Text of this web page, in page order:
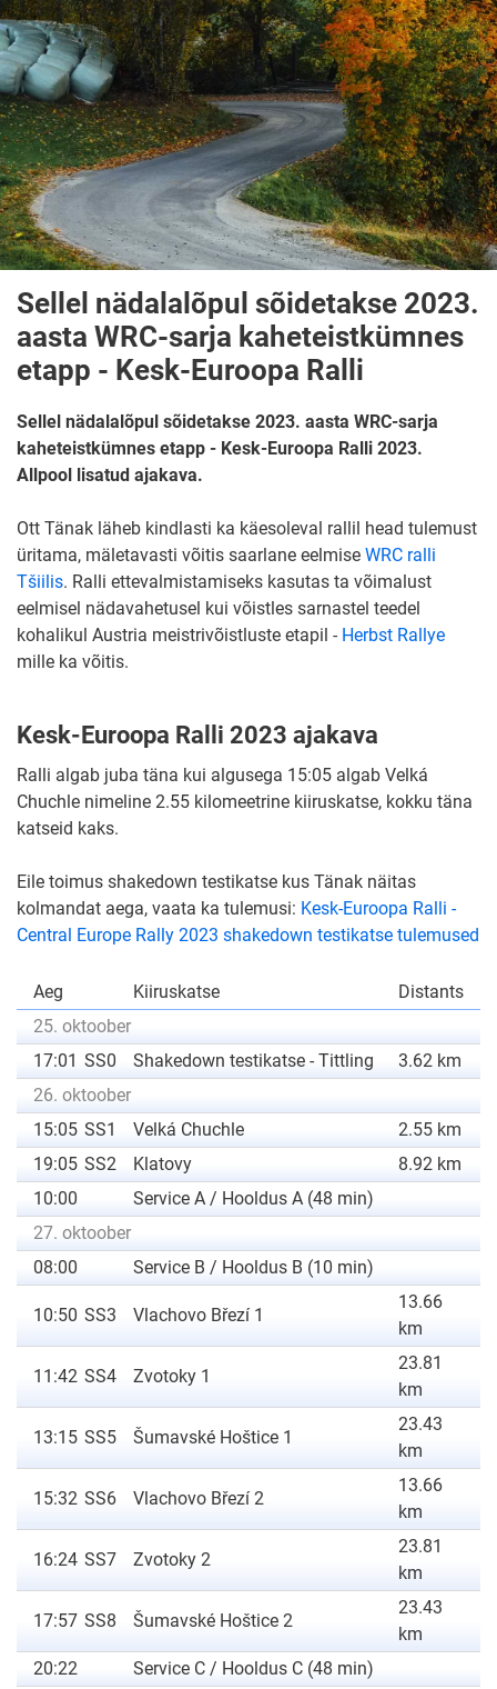
Sellel nädalalõpul sõidetakse 2023.
aasta WRC-sarja kaheteistkümnes
etapp - Kesk-Euroopa Ralli
Sellel nädalalõpul sõidetakse 2023. aasta WRC-sarja
kaheteistkümnes etapp - Kesk-Euroopa Ralli 2023.
Allpool lisatud ajakava.
Ott Tänak läheb kindlasti ka käesoleval rallil head tulemust
üritama, mäletavasti võitis saarlane eelmise WRC ralli
Tšiilis. Ralli ettevalmistamiseks kasutas ta võimalust
eelmisel nädavahetusel kui võistles sarnastel teedel
kohalikul Austria meistrivõistluste etapil - Herbst Rallye
mille ka võitis.
Kesk-Euroopa Ralli 2023 ajakava
Ralli algab juba täna kui algusega 15:05 algab Velká
Chuchle nimeline 2.55 kilomeetrine kiiruskatse, kokku täna
katseid kaks.
Eile toimus shakedown testikatse kus Tänak näitas
kolmandat aega, vaata ka tulemusi: Kesk-Euroopa Ralli -
Central Europe Rally 2023 shakedown testikatse tulemused
Aeg Kiiruskatse
Distants
25. oktoober
17:01 SS0 Shakedown testikatse - Tittling
3.62 km
26. oktoober
15:05 SS1 Velká Chuchle
2.55 km
19:05 SS2 Klatovy
8.92 km
10:00
Service A / Hooldus A (48 min)
27. oktoober
08:00
Service B / Hooldus B (10 min)
10:50 SS3 Vlachovo Březí 1
13.66
km
11:42 SS4 Zvotoky 1
23.81
km
13:15 SS5 Šumavské Hoštice 1
23.43
km
15:32 SS6 Vlachovo Březí 2
13.66
km
16:24 SS7 Zvotoky 2
23.81
km
17:57 SS8 Šumavské Hoštice 2
23.43
km
20:22
Service C / Hooldus C (48 min)